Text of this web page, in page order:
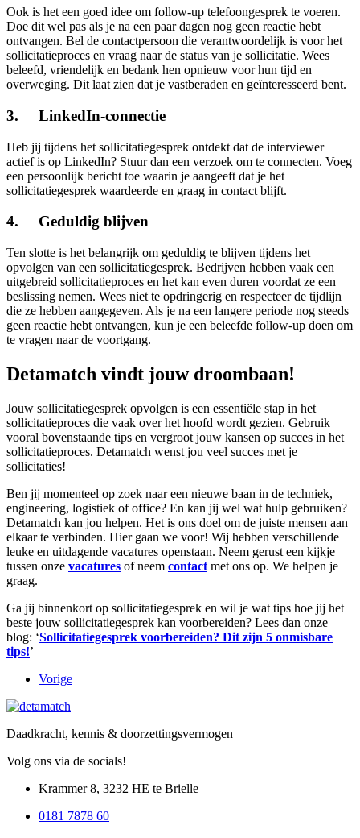
Ook is het een goed idee om follow-up telefoongesprek te voeren.
Doe dit wel pas als je na een paar dagen nog geen reactie hebt
ontvangen. Bel de contactpersoon die verantwoordelijk is voor het
sollicitatieproces en vraag naar de status van je sollicitatie. Wees
beleefd, vriendelijk en bedank hen opnieuw voor hun tijd en
overweging. Dit laat zien dat je vastberaden en geïnteresseerd bent.
3. LinkedIn-connectie
Heb jij tijdens het sollicitatiegesprek ontdekt dat de interviewer
actief is op LinkedIn? Stuur dan een verzoek om te connecten. Voeg
een persoonlijk bericht toe waarin je aangeeft dat je het
sollicitatiegesprek waardeerde en graag in contact blijft.
4. Geduldig blijven
Ten slotte is het belangrijk om geduldig te blijven tijdens het
opvolgen van een sollicitatiegesprek. Bedrijven hebben vaak een
uitgebreid sollicitatieproces en het kan even duren voordat ze een
beslissing nemen. Wees niet te opdringerig en respecteer de tijdlijn
die ze hebben aangegeven. Als je na een langere periode nog steeds
geen reactie hebt ontvangen, kun je een beleefde follow-up doen om
te vragen naar de voortgang.
Detamatch vindt jouw droombaan!
Jouw sollicitatiegesprek opvolgen is een essentiële stap in het
sollicitatieproces die vaak over het hoofd wordt gezien. Gebruik
vooral bovenstaande tips en vergroot jouw kansen op succes in het
sollicitatieproces. Detamatch wenst jou veel succes met je
sollicitaties!
Ben jij momenteel op zoek naar een nieuwe baan in de techniek,
engineering, logistiek of office? En kan jij wel wat hulp gebruiken?
Detamatch kan jou helpen. Het is ons doel om de juiste mensen aan
elkaar te verbinden. Hier gaan we voor! Wij hebben verschillende
leuke en uitdagende vacatures openstaan. Neem gerust een kijkje
tussen onze vacatures of neem contact met ons op. We helpen je
graag.
Ga jij binnenkort op sollicitatiegesprek en wil je wat tips hoe jij het
beste jouw sollicitatiegesprek kan voorbereiden? Lees dan onze
blog: ‘Sollicitatiegesprek voorbereiden? Dit zijn 5 onmisbare
tips!’
Vorige
Daadkracht, kennis & doorzettingsvermogen
Volg ons via de socials!
Krammer 8, 3232 HE te Brielle
0181 7878 60